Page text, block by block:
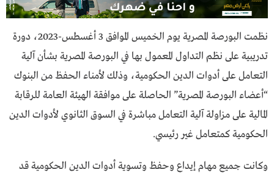
نظمت البورصة المصرية يوم الخميس الموافق 3 أغسطس-2023، دورة
تدريبية على نظم التداول المعمول بها في البورصة المصرية بشأن آلية
التعامل على أدوات الدين الحكومية، وذلك لأمناء الحفظ من البنوك
“أعضاء البورصة المصرية” الحاصلة على موافقة الهيئة العامة للرقابة
المالية على مزاولة آلية التعامل مباشرة في السوق الثانوي لأدوات الدين
الحكومية كمتعامل غير رئيسي.
وكانت جميع مهام إيداع وحفظ وتسوية أدوات الدين الحكومية قد